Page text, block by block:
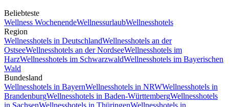
Beliebteste
Wellness WochenendeWellnessurlaubWellnesshotels
Region
Wellnesshotels in DeutschlandWellnesshotels an der
OstseeWellnesshotels an der NordseeWellnesshotels im
HarzWellnesshotels im SchwarzwaldWellnesshotels im Bayerischen
Wald
Bundesland
Wellnesshotels in BayernWellnesshotels in NRWWellnesshotels in
BrandenburgWellnesshotels in Baden-WürttembergWellnesshotels
in SachsenWellnesshotels in ThüringenWellnesshotels in